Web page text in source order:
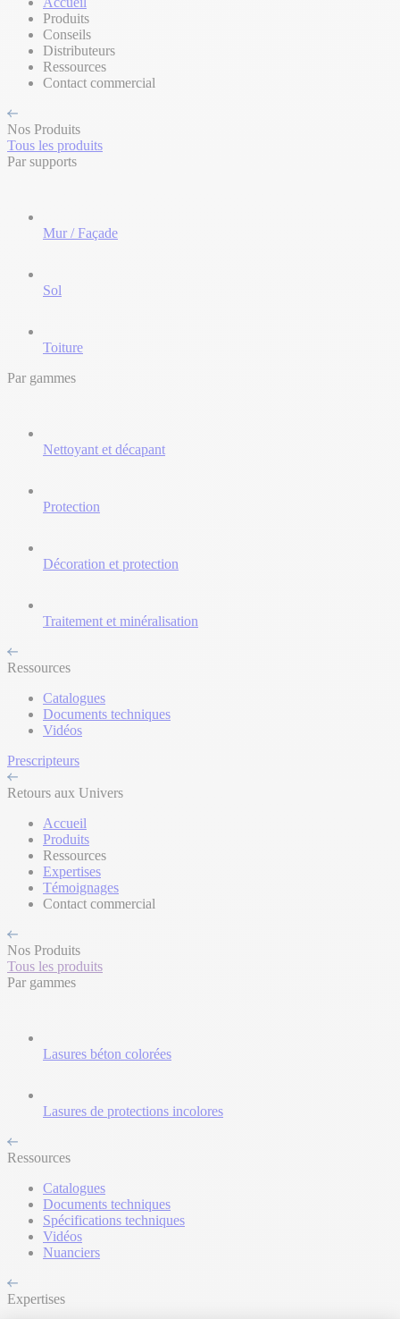
Produits
Conseils
Distributeurs
Ressources
Contact commercial
Nos Produits
Tous les produits
Par supports
Mur / Façade
Sol
Toiture
Par gammes
Nettoyant et décapant
Protection
Décoration et protection
Traitement et minéralisation
Ressources
Catalogues
Documents techniques
Vidéos
Prescripteurs
Retours aux Univers
Accueil
Produits
Ressources
Expertises
Témoignages
Contact commercial
Nos Produits
Tous les produits
Par gammes
Lasures béton colorées
Lasures de protections incolores
Ressources
Catalogues
Documents techniques
Spécifications techniques
Vidéos
Nuanciers
Expertises